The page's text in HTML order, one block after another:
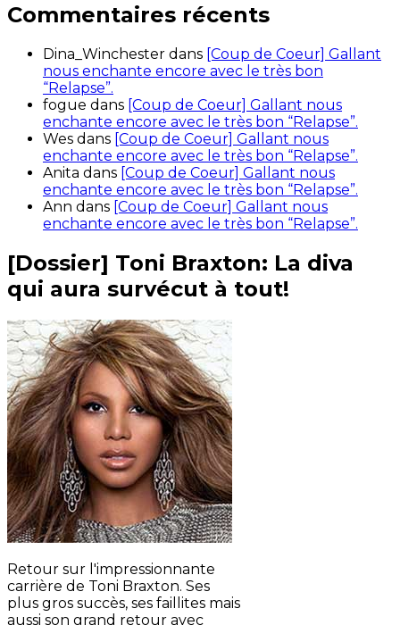
Commentaires récents
Dina_Winchester dans [Coup de Coeur] Gallant
nous enchante encore avec le très bon
“Relapse”.
fogue dans [Coup de Coeur] Gallant nous
enchante encore avec le très bon “Relapse”.
Wes dans [Coup de Coeur] Gallant nous
enchante encore avec le très bon “Relapse”.
Anita dans [Coup de Coeur] Gallant nous
enchante encore avec le très bon “Relapse”.
Ann dans [Coup de Coeur] Gallant nous
enchante encore avec le très bon “Relapse”.
[Dossier] Toni Braxton: La diva
qui aura survécut à tout!
Retour sur l'impressionnante
carrière de Toni Braxton. Ses
plus gros succès, ses faillites mais
aussi son grand retour avec